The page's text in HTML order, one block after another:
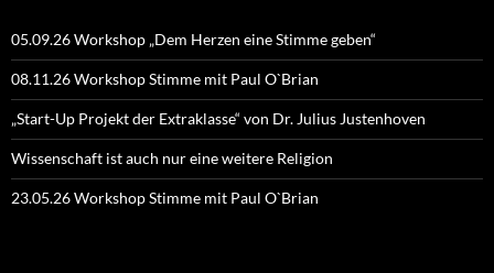
05.09.26 Workshop „Dem Herzen eine Stimme geben“
08.11.26 Workshop Stimme mit Paul O`Brian
„Start-Up Projekt der Extraklasse“ von Dr. Julius Justenhoven
Wissenschaft ist auch nur eine weitere Religion
23.05.26 Workshop Stimme mit Paul O`Brian